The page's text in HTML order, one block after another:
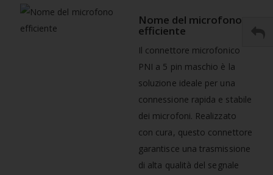
Nome del microfono
efficiente
Il connettore microfonico
PNI a 5 pin maschio è la
soluzione ideale per una
connessione rapida e stabile
dei microfoni. Realizzato
con cura, questo connettore
garantisce una trasmissione
di alta qualità del segnale